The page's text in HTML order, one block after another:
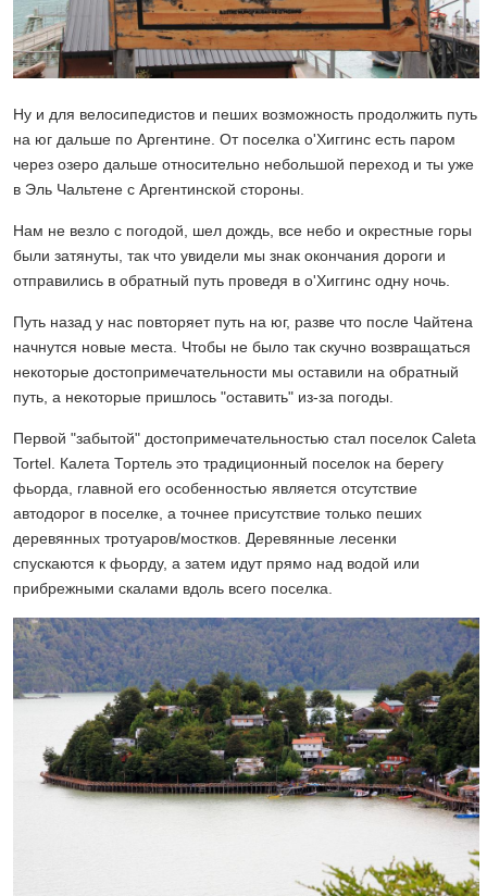
Ну и для велосипедистов и пеших возможность продолжить путь
на юг дальше по Аргентине. От поселка о'Хиггинс есть паром
через озеро дальше относительно небольшой переход и ты уже
в Эль Чальтене с Аргентинской стороны.
Нам не везло с погодой, шел дождь, все небо и окрестные горы
были затянуты, так что увидели мы знак окончания дороги и
отправились в обратный путь проведя в о'Хиггинс одну ночь.
Путь назад у нас повторяет путь на юг, разве что после Чайтена
начнутся новые места. Чтобы не было так скучно возвращаться
некоторые достопримечательности мы оставили на обратный
путь, а некоторые пришлось "оставить" из-за погоды.
Первой "забытой" достопримечательностью стал поселок Caleta
Tortel. Калета Тортель это традиционный поселок на берегу
фьорда, главной его особенностью является отсутствие
автодорог в поселке, а точнее присутствие только пеших
деревянных тротуаров/мостков. Деревянные лесенки
спускаются к фьорду, а затем идут прямо над водой или
прибрежными скалами вдоль всего поселка.